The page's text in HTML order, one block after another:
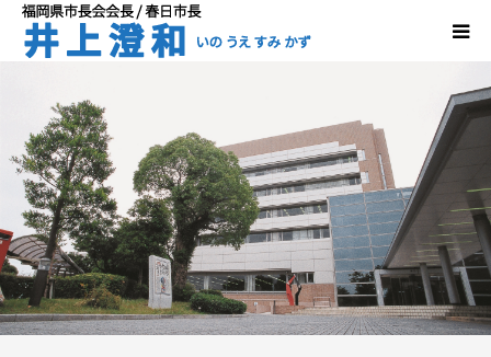
プロフィール
ごあいさつ
政策・理念
市長の動き